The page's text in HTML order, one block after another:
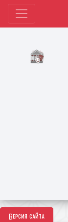
Версия сайта